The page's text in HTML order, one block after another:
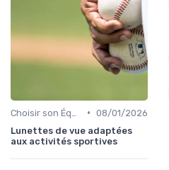
• 08/01/2026
Lunettes de vue adaptées
aux activités sportives